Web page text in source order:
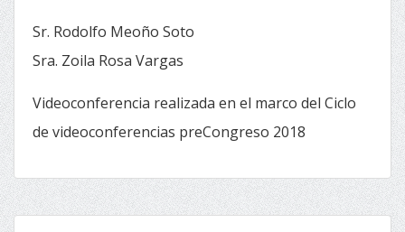
Sr. Rodolfo Meoño Soto
Sra. Zoila Rosa Vargas
Videoconferencia realizada en el marco del Ciclo
de videoconferencias preCongreso 2018